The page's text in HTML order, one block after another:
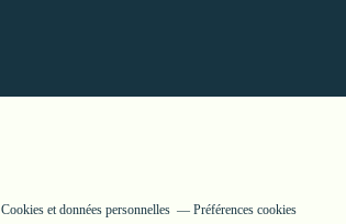
Cookies et données personnelles Préférences cookies